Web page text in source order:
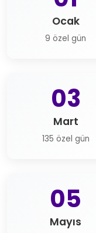
Ocak
9 özel gün
03
Mart
135 özel gün
05
Mayıs